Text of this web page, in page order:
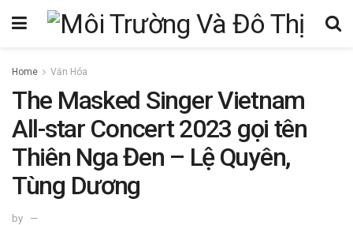
Home Văn Hóa
The Masked Singer Vietnam
All-star Concert 2023 gọi tên
Thiên Nga Đen – Lệ Quyên,
Tùng Dương
by